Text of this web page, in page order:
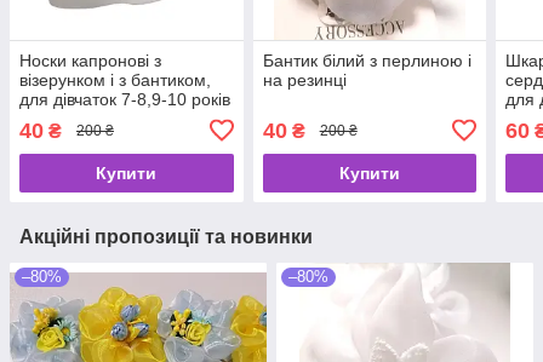
Носки капронові з
візерунком і з бантиком,
для дівчаток 7-8,9-10 років
40 ₴ 200 ₴
Купити
Бантик білий з перлиною і
на резинці
40₴ 200 ₴
Купити
для
60
Акційні пропозиції та новинки
–80% –80%